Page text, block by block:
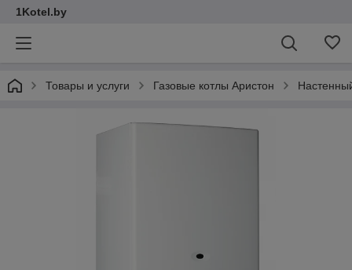
1Kotel.by
Товары и услуги Газовые котлы Аристон